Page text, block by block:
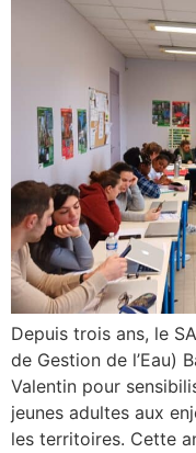
Depuis trois ans, le
de Gestion de l’Eau)
Valentin pour
jeunes adultes aux
les territoires. Cette